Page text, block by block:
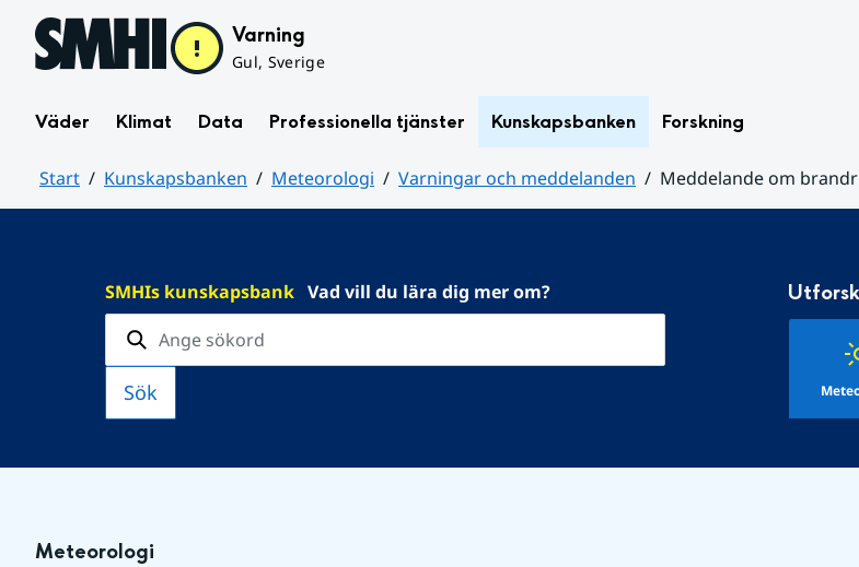
Hoppa till sidans innehåll Varning
Gul, Sverige
Väder Klimat Data Professionella tjänster Kunskapsbanken Forskning
Start Kunskapsbanken Meteorologi Varningar och meddelanden
Meddelande om
SMHIs kunskapsbank Vad vill du lära dig mer om?
Meteorologi